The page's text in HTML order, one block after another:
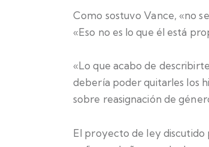
Como sostuvo Vance, «no
«Eso no es lo que él está
«Lo que acabo de
debería poder quitarles los
sobre reasignación de
El proyecto de ley discutido